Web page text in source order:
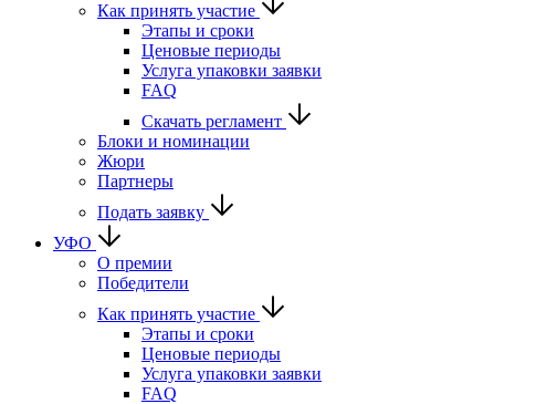
Как принять участие
Этапы и сроки
Ценовые периоды
Услуга упаковки заявки
FAQ
Скачать регламент
Блоки и номинации
Жюри
Партнеры
Подать заявку
УФО
О премии
Победители
Как принять участие
Этапы и сроки
Ценовые периоды
Услуга упаковки заявки
FAQ